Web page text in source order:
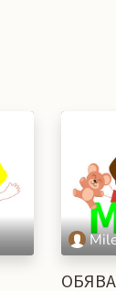
ОБЯВА